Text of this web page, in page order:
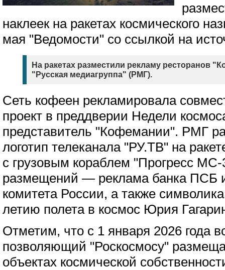
наклеек на ракетах космического
мая "Ведомости" со ссылкой на
На ракетах разместили рекламу ресторанов
"Русская медиагруппа" (РМГ).
Сеть кофеен рекламировала
проект в преддверии Недели
представитель "Кофемании". РМГ
логотип телеканала "РУ.ТВ" на
с грузовым кораблем "Прогресс
размещений — реклама банка ПСБ
комитета России, а также
летию полета в космос Юрия
Отметим, что с 1 января 2026 года
позволяющий "Роскосмосу"
объектах космической